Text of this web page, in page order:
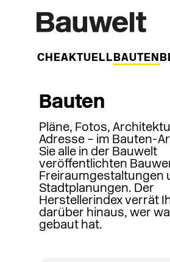
WOCHEAKTUELL BAUTEN
Bauten
Pläne, Fotos,
Adresse – im Bauten-
Sie alle in der Bauwelt
veröffentlichten
Freiraumgestaltungen
Stadtplanungen. Der
Herstellerindex verrät
darüber hinaus, wer
gebaut hat.